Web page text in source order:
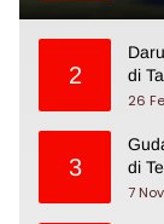
2
di
26
3
di
7